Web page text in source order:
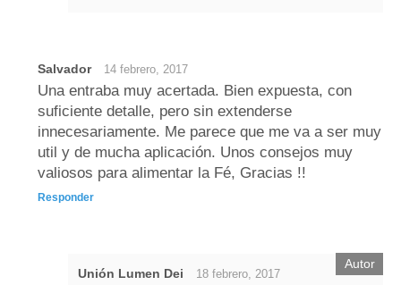
Salvador 14 febrero, 2017
Una entraba muy acertada. Bien expuesta, con
suficiente detalle, pero sin extenderse
innecesariamente. Me parece que me va a ser muy
util y de mucha aplicación. Unos consejos muy
valiosos para alimentar la Fé, Gracias !!
Responder
Unión Lumen Dei 18 febrero, 2017